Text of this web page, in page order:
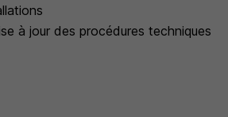
à jour des procédures techniques